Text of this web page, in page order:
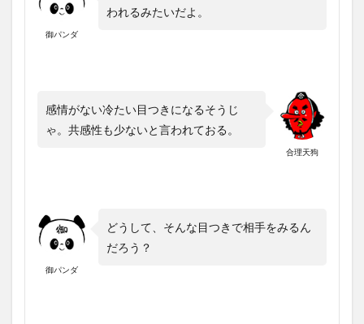
御パンダ
われるみたいだよ。
合理天狗
感情がない冷たい目つきになるそうじ
ゃ。共感性も少ないと言われておる。
御パンダ
どうして、そんな目つきで相手をみるん
だろう？